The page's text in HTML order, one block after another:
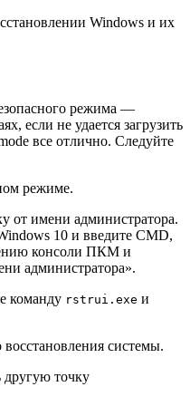
Windows и их
режима —
если не удается загрузить
все отлично. Следуйте
режиме.
от имени администратора.
10 и введите CMD,
консоли ПКМ и
администратора».
команду rstrui.exe и
восстановления системы.
другую точку